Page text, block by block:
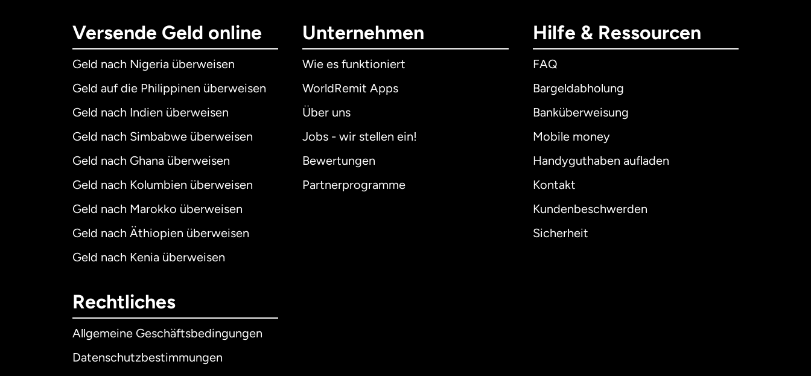
Versende Geld online
Geld nach Nigeria überweisen
Geld auf die Philippinen überweisen
Geld nach Indien überweisen
Geld nach Simbabwe überweisen
Geld nach Ghana überweisen
Geld nach Kolumbien überweisen
Geld nach Marokko überweisen
Geld nach Äthiopien überweisen
Geld nach Kenia überweisen
Unternehmen
Wie es funktioniert
WorldRemit Apps
Über uns
Jobs - wir stellen ein!
Bewertungen
Partnerprogramme
Hilfe & Ressourcen
FAQ
Bargeldabholung
Banküberweisung
Mobile money
Handyguthaben aufladen
Kontakt
Kundenbeschwerden
Sicherheit
Rechtliches
Allgemeine Geschäftsbedingungen
Datenschutzbestimmungen